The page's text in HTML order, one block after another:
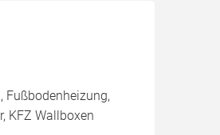
Fußbodenheizung,
KFZ Wallboxen